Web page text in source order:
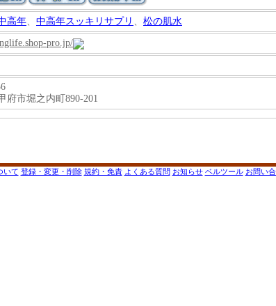
高年、 中高年スッキリサプリ 、 松の肌水
pro.jp/
府市堀之内町890-201
いて 登録・変更・削除 規約・免責 よくある質問 お知らせ ベルツール お問い